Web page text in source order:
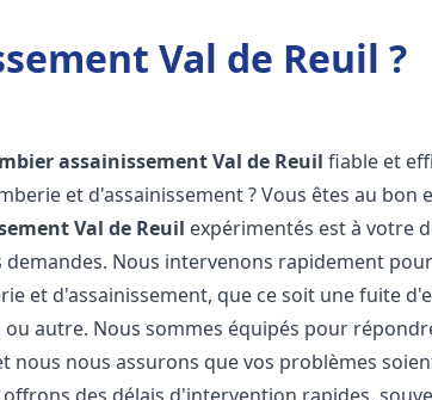
Val de Reuil ?
assainissementVal de Reuil fiable et
et d'assainissement ? Vous êtes au bon
Val de Reuil expérimentés est à votre
Nous intervenons rapidement
et d'assainissement, que ce soit une fuite
autre. Nous sommes équipés pour
nous nous assurons que vos problèmes